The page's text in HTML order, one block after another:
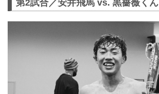
第2試合／安井飛馬 vs. 黒薔薇くん